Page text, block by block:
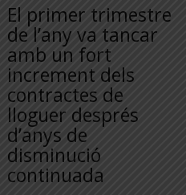
El primer trimestre
de l’any va tancar
amb un fort
increment dels
contractes de
lloguer després
d’anys de
disminució
continuada